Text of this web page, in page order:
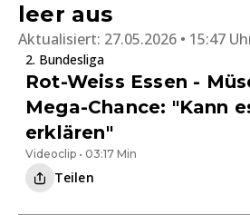
leer aus
Aktualisiert: 27.05.2026 • 15:47
2. Bundesliga
Rot-Weiss Essen -
Mega-Chance: "Kann
erklären"
Videoclip • 03:17 Min
Teilen